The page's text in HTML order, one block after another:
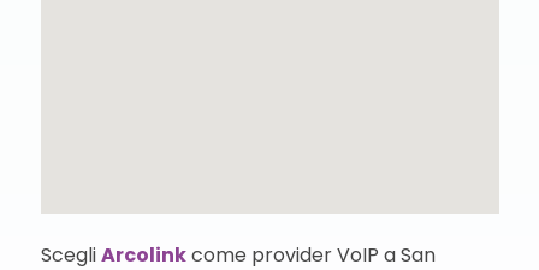
ScegliArcolinkcome provider VoIP a San